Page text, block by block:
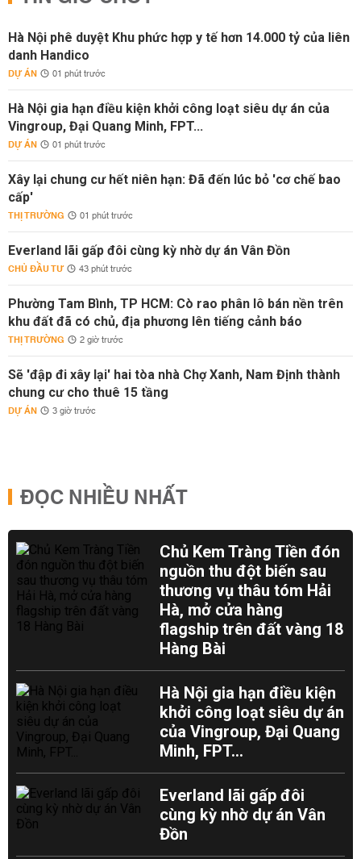
Hà Nội phê duyệt Khu phức hợp y tế hơn 14.000 tỷ của liên
danh Handico
DỰ ÁN 01 phút trước
Hà Nội gia hạn điều kiện khởi công loạt siêu dự án của
Vingroup, Đại Quang Minh, FPT...
DỰ ÁN 01 phút trước
Xây lại chung cư hết niên hạn: Đã đến lúc bỏ 'cơ chế bao
cấp'
THỊ TRƯỜNG 01 phút trước
Everland lãi gấp đôi cùng kỳ nhờ dự án Vân Đồn
CHỦ ĐẦU TƯ 43 phút trước
Phường Tam Bình, TP HCM: Cò rao phân lô bán nền trên
khu đất đã có chủ, địa phương lên tiếng cảnh báo
THỊ TRƯỜNG 2 giờ trước
Sẽ 'đập đi xây lại' hai tòa nhà Chợ Xanh, Nam Định thành
chung cư cho thuê 15 tầng
DỰ ÁN 3 giờ trước
ĐỌC NHIỀU NHẤT
Chủ Kem Tràng Tiền đón
nguồn thu đột biến sau
thương vụ thâu tóm Hải
Hà, mở cửa hàng
flagship trên đất vàng 18
Hàng Bài
Hà Nội gia hạn điều kiện
khởi công loạt siêu dự án
của Vingroup, Đại Quang
Minh, FPT...
Everland lãi gấp đôi
cùng kỳ nhờ dự án Vân
Đồn